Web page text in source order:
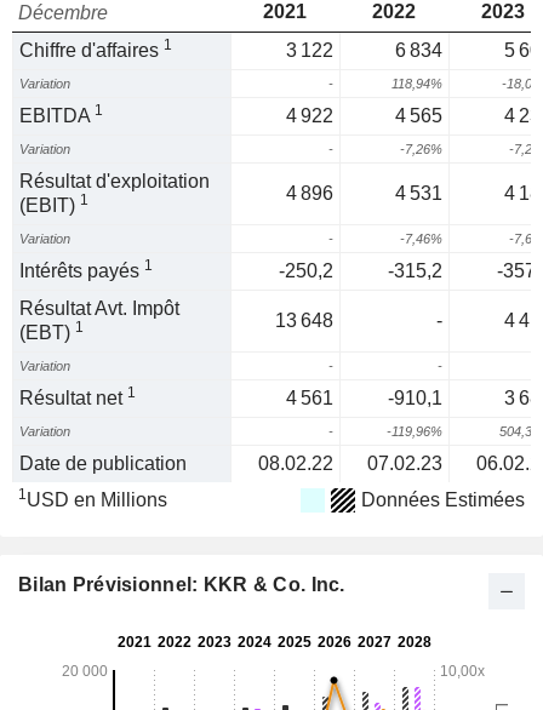
Décembre
2021 2022
2023
Chiffre d'affaires 1 3 122 6 834 5
Variation - 118,94% -
EBITDA 1 4 922 4 565 4
Variation - -7,26% -
Résultat d'exploitation
(EBIT) 1 4 896 4 531 4
Variation - -7,46% -
Intérêts payés 1 -250,2 -315,2
-
Résultat Avt. Impôt
(EBT) 1 13 648 - 4
Variation - -
Résultat net 1 4 561 -910,1 3
Variation - -119,96%
Date de publication 08.02.22 07.02.23
1USD en Millions Données Estimées
Bilan Prévisionnel: KKR & Co. Inc.